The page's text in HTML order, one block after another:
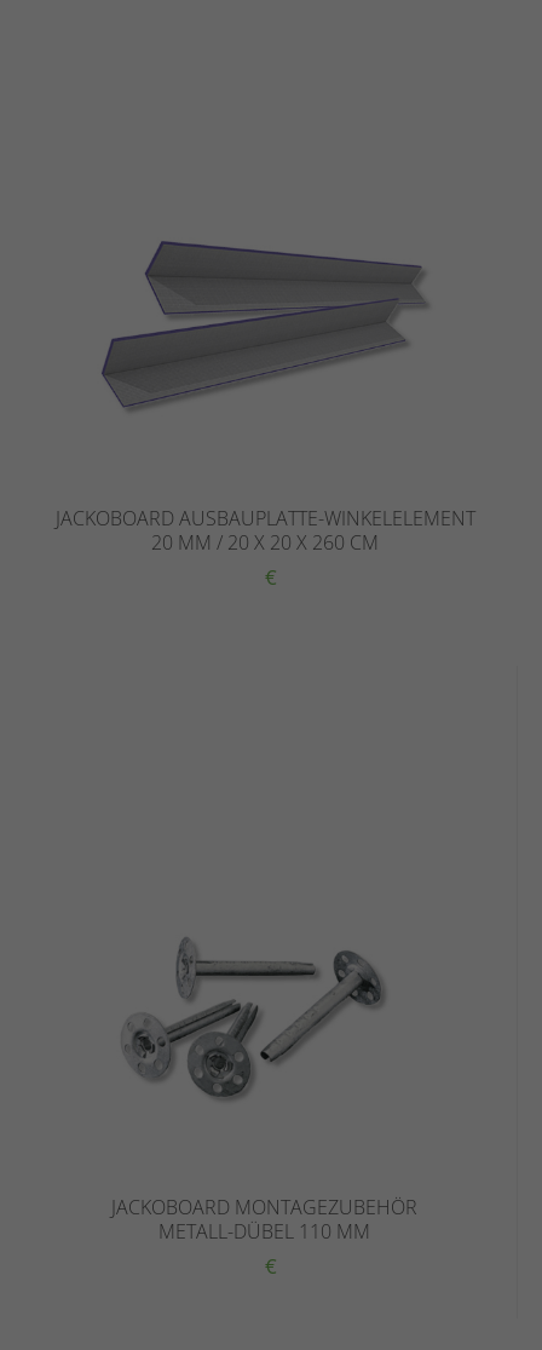
JACKOBOARD AUSBAUPLATTE-WINKELELEMENT
20 MM / 20 X 20 X 260 CM
€
JACKOBOARD MONTAGEZUBEHÖR
METALL-DÜBEL 110 MM
€